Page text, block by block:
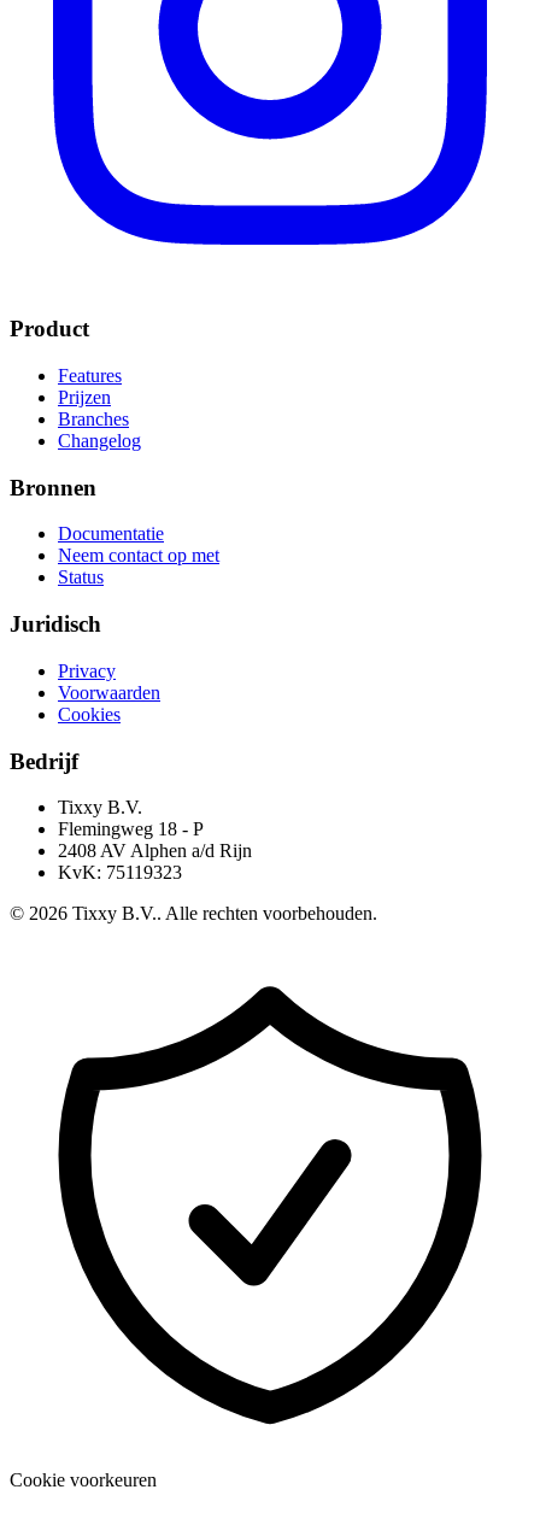
Product
Features
Prijzen
Branches
Changelog
Bronnen
Documentatie
Neem contact op met
Status
Juridisch
Privacy
Voorwaarden
Cookies
Bedrijf
Tixxy B.V.
Flemingweg 18 - P
2408 AV Alphen a/d Rijn
KvK: 75119323
© 2026 Tixxy B.V.. Alle rechten voorbehouden.
Cookie voorkeuren